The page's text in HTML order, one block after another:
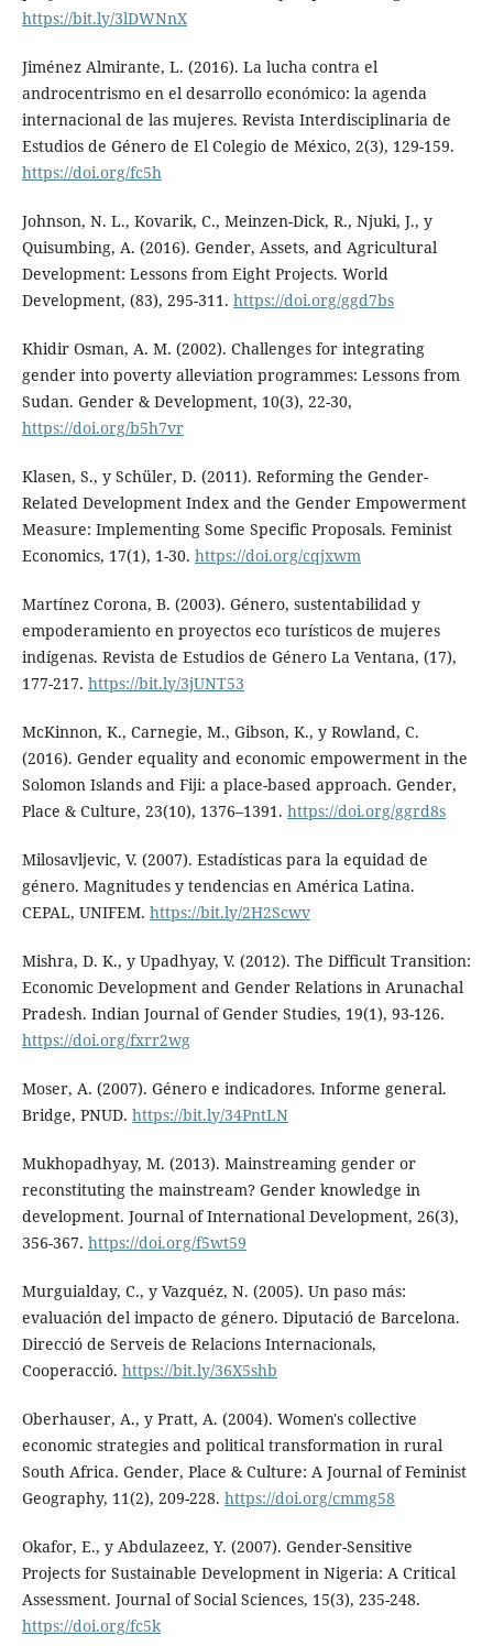
https://bit.ly/3lDWNnX
Jiménez Almirante, L. (2016). La lucha contra el
androcentrismo en el desarrollo económico: la agenda
internacional de las mujeres. Revista Interdisciplinaria de
Estudios de Género de El Colegio de México, 2(3), 129-159.
https://doi.org/fc5h
Johnson, N. L., Kovarik, C., Meinzen-Dick, R., Njuki, J., y
Quisumbing, A. (2016). Gender, Assets, and Agricultural
Development: Lessons from Eight Projects. World
Development, (83), 295-311. https://doi.org/ggd7bs
Khidir Osman, A. M. (2002). Challenges for integrating
gender into poverty alleviation programmes: Lessons from
Sudan. Gender & Development, 10(3), 22-30,
https://doi.org/b5h7vr
Klasen, S., y Schüler, D. (2011). Reforming the Gender-
Related Development Index and the Gender Empowerment
Measure: Implementing Some Specific Proposals. Feminist
Economics, 17(1), 1-30. https://doi.org/cqjxwm
Martínez Corona, B. (2003). Género, sustentabilidad y
empoderamiento en proyectos eco turísticos de mujeres
indígenas. Revista de Estudios de Género La Ventana, (17),
177-217. https://bit.ly/3jUNT53
McKinnon, K., Carnegie, M., Gibson, K., y Rowland, C.
(2016). Gender equality and economic empowerment in the
Solomon Islands and Fiji: a place-based approach. Gender,
Place & Culture, 23(10), 1376–1391. https://doi.org/ggrd8s
Milosavljevic, V. (2007). Estadísticas para la equidad de
género. Magnitudes y tendencias en América Latina.
CEPAL, UNIFEM. https://bit.ly/2H2Scwv
Mishra, D. K., y Upadhyay, V. (2012). The Difficult Transition:
Economic Development and Gender Relations in Arunachal
Pradesh. Indian Journal of Gender Studies, 19(1), 93-126.
https://doi.org/fxrr2wg
Moser, A. (2007). Género e indicadores. Informe general.
Bridge, PNUD. https://bit.ly/34PntLN
Mukhopadhyay, M. (2013). Mainstreaming gender or
reconstituting the mainstream? Gender knowledge in
development. Journal of International Development, 26(3),
356-367. https://doi.org/f5wt59
Murguialday, C., y Vazquéz, N. (2005). Un paso más:
evaluación del impacto de género. Diputació de Barcelona.
Direcció de Serveis de Relacions Internacionals,
Cooperacció. https://bit.ly/36X5shb
Oberhauser, A., y Pratt, A. (2004). Women's collective
economic strategies and political transformation in rural
South Africa. Gender, Place & Culture: A Journal of Feminist
Geography, 11(2), 209-228. https://doi.org/cmmg58
Okafor, E., y Abdulazeez, Y. (2007). Gender-Sensitive
Projects for Sustainable Development in Nigeria: A Critical
Assessment. Journal of Social Sciences, 15(3), 235-248.
https://doi.org/fc5k